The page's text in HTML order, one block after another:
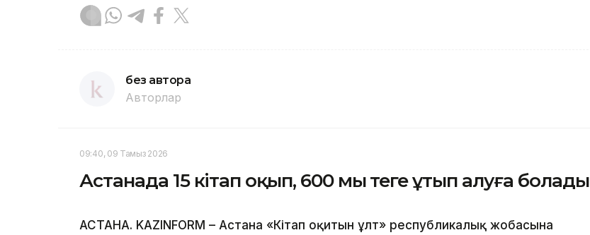
без автора
Авторлар
09:40, 09 Тамыз 2026
Астанада 15 кітап оқып, 600 мың теңге ұтып алуға болады
АСТАНА. KAZINFORM – Астана «Кітап оқитын ұлт» республикалық жобасына